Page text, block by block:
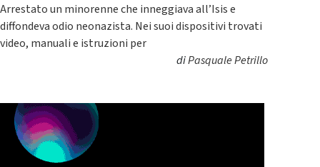
Arrestato un minorenne che inneggiava all’Isis e
diffondeva odio neonazista. Nei suoi dispositivi trovati
video, manuali e istruzioni per
diPasquale Petrillo